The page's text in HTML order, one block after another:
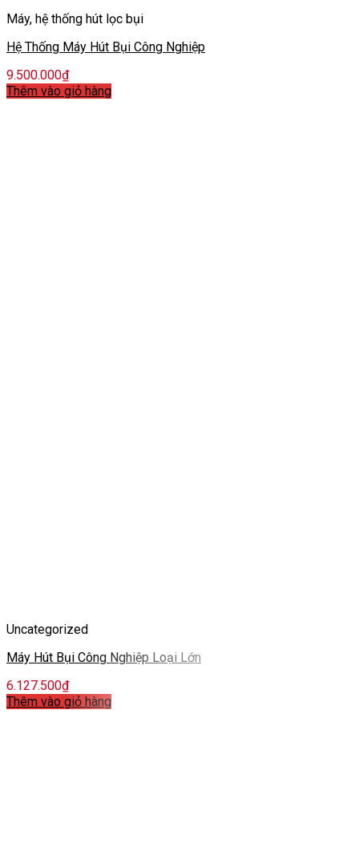
Máy, hệ thống hút lọc bụi
Hệ Thống Máy Hút Bụi Công Nghiệp
9.500.000₫
Thêm vào giỏ hàng
Uncategorized
Máy Hút Bụi Công Nghiệp Loại Lớn
6.127.500₫
Thêm vào giỏ hàng